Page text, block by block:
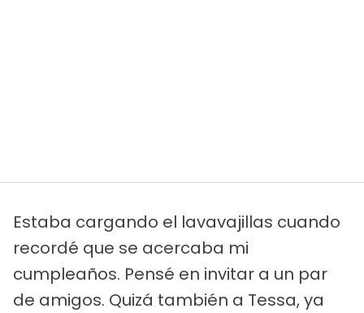
Estaba cargando el lavavajillas cuando
recordé que se acercaba mi
cumpleaños. Pensé en invitar a un par
de amigos. Quizá también a Tessa, ya